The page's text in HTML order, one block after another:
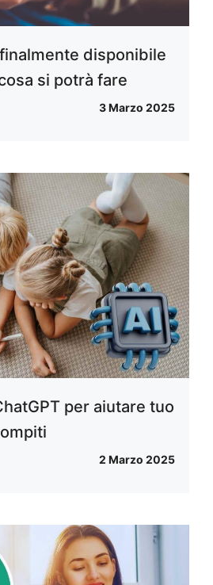
disponibile
si potrà fare
3 Marzo 2025
per aiutare tuo
2 Marzo 2025